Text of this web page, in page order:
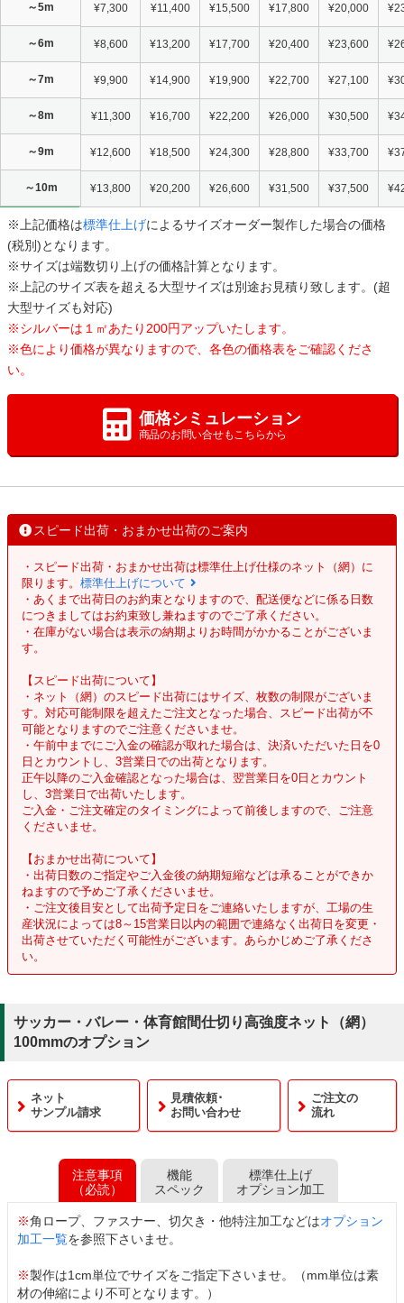
～5m ¥7,300 ¥11,400 ¥15,500 ¥17,800 ¥20,000
～6m ¥8,600 ¥13,200 ¥17,700 ¥20,400 ¥23,600
～7m ¥9,900 ¥14,900 ¥19,900 ¥22,700 ¥27,100
～8m ¥11,300 ¥16,700 ¥22,200 ¥26,000 ¥30,500
～9m ¥12,600 ¥18,500 ¥24,300 ¥28,800 ¥33,700
～10m ¥13,800 ¥20,200 ¥26,600 ¥31,500 ¥37,500
※上記価格は標準仕上げによるサイズオーダー製作した場合の価格
(税別)となります。
※サイズは端数切り上げの価格計算となります。
※上記のサイズ表を超える大型サイズは別途お見積り致します。(超
大型サイズも対応)
※シルバーは１㎡あたり200円アップいたします。
※色により価格が異なりますので、各色の価格表をご確認くださ
い。
価格シミュレーション
商品のお問い合せもこちらから
スピード出荷・おまかせ出荷のご案内
・スピード出荷・おまかせ出荷は標準仕上げ仕様のネット（網）に
限ります。 標準仕上げについて
・あくまで出荷日のお約束となりますので、配送便などに係る日数
につきましてはお約束致し兼ねますのでご了承ください。
・在庫がない場合は表示の納期よりお時間がかかることがございま
す。
【スピード出荷について】
・ネット（網）のスピード出荷にはサイズ、枚数の制限がございま
す。対応可能制限を超えたご注文となった場合、スピード出荷が不
可能となりますのでご注意くださいませ。
・午前中までにご入金の確認が取れた場合は、決済いただいた日を0
日とカウントし、3営業日での出荷となります。
正午以降のご入金確認となった場合は、翌営業日を0日とカウント
し、3営業日で出荷いたします。
ご入金・ご注文確定のタイミングによって前後しますので、ご注意
くださいませ。
【おまかせ出荷について】
・出荷日数のご指定やご入金後の納期短縮などは承ることができか
ねますので予めご了承くださいませ。
・ご注文後目安として出荷予定日をご連絡いたしますが、工場の生
産状況によっては8～15営業日以内の範囲で連絡なく出荷日を変更・
出荷させていただく可能性がございます。あらかじめご了承くださ
い。
サッカー・バレー・体育館間仕切り高強度ネット（網）
100mmのオプション
注意事項
（必読）
機能
スペック
標準仕上げ
オプション加工
ネット
サンプル請求
見積依頼･
お問い合わせ
ご注文の
流れ
※角ロープ、ファスナー、切欠き・他特注加工などはオプション
加工一覧を参照下さいませ。
※製作は1cm単位でサイズをご指定下さいませ。（mm単位は素
材の伸縮により不可となります。）